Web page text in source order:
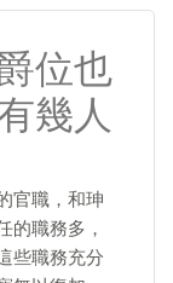
位也
幾人
官職，和珅
的職務多，
些職務充分